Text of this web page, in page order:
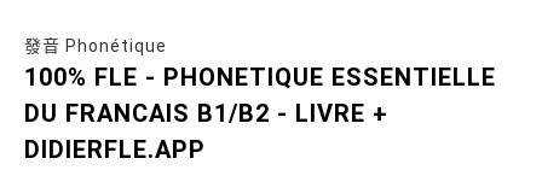
發音 Phonétique
100% FLE - PHONETIQUE ESSENTIELLE
DU FRANCAIS B1/B2 - LIVRE +
DIDIERFLE.APP